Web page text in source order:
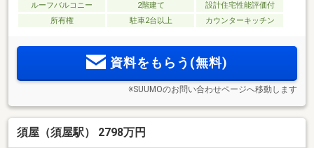
ルーフバルコニー 2階建て
設計住宅性能評価付
所有権
駐車2台以上 カウンターキッチン
資料をもらう(無料)
※SUUMOのお問い合わせページへ移動します
須屋（須屋駅） 2798万円